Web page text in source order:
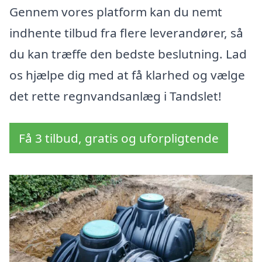
Gennem vores platform kan du nemt
indhente tilbud fra flere leverandører, så
du kan træffe den bedste beslutning. Lad
os hjælpe dig med at få klarhed og vælge
det rette regnvandsanlæg i Tandslet!
Få 3 tilbud, gratis og uforpligtende